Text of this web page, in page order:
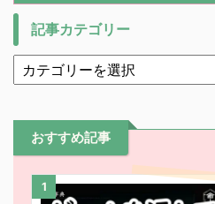
記事カテゴリー
おすすめ記事
1